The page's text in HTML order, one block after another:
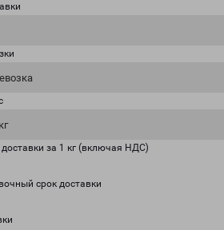
за 1 кг (включая НДС)
срок доставки